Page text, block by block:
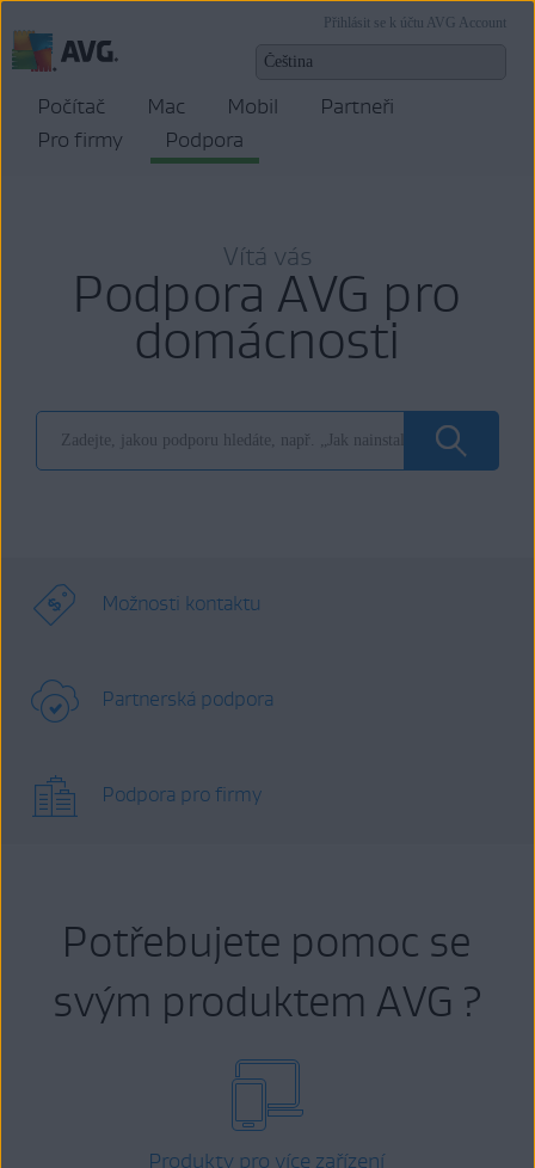
Přihlásit se k účtu AVG Account
Počítač Mac Mobil
Partneři
Pro firmy
Podpora
Vítá vás
Podpora AVG pro
domácnosti
Možnosti kontaktu
Partnerská podpora
Podpora pro firmy
Potřebujete pomoc se
svým produktem AVG ?
Produkty pro více zařízení